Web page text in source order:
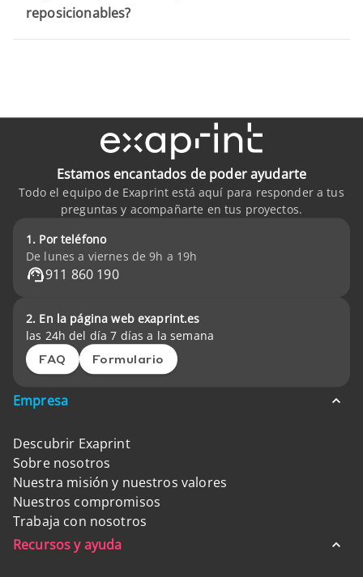
reposicionables?
Estamos encantados de poder ayudarte
Todo el equipo de Exaprint está aquí para responder a tus
preguntas y acompañarte en tus proyectos.
1. Por teléfono
De lunes a viernes de 9h a 19h
911 860 190
2. En la página web exaprint.es
las 24h del día 7 días a la semana
FAQ Formulario
Empresa
Descubrir Exaprint
Sobre nosotros
Nuestra misión y nuestros valores
Nuestros compromisos
Trabaja con nosotros
Recursos y ayuda